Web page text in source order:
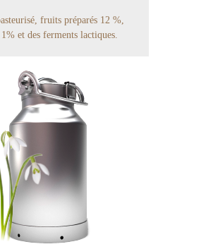
fruits préparés 12 %,
et des ferments lactiques.